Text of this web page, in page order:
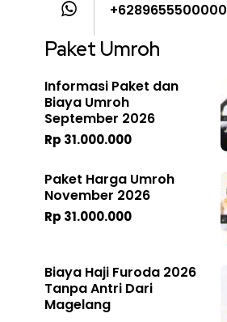
+6289655500000
Paket Umroh
Informasi Paket dan
Biaya Umroh
September 2026
Rp 31.000.000
Paket Harga Umroh
November 2026
Rp 31.000.000
Biaya Haji Furoda 2026
Tanpa Antri Dari
Magelang